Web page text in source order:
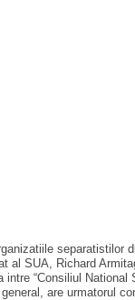
al SUA, Richard
“Consiliul National
are urmatorul